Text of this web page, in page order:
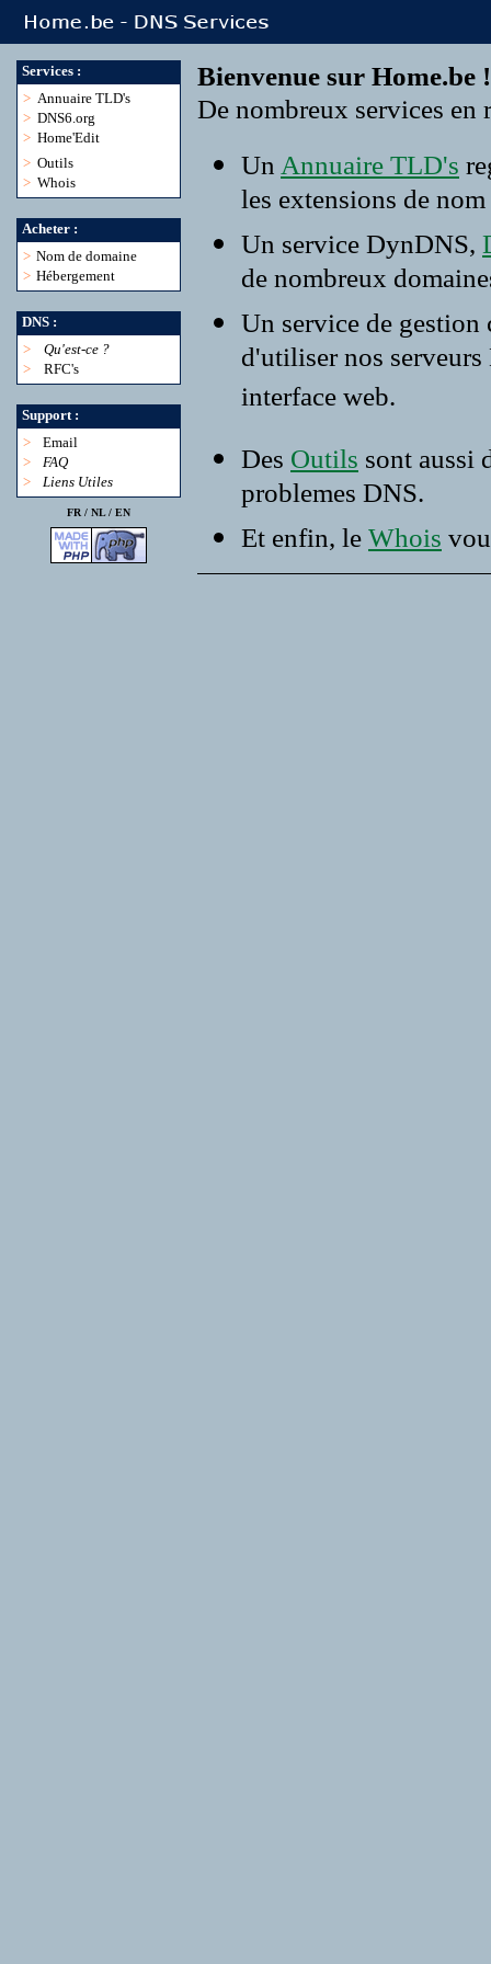
Services :
> Annuaire TLD's
> DNS6.org
> Home'Edit
> Outils
> Whois
Acheter :
> Nom de domaine
> Hébergement
DNS :
>
Qu'est-ce ?
>
RFC's
Support :
>
Email
>
FAQ
>
Liens Utiles
FR / NL/ EN
Bienvenue sur Home.be !
De nombreux services
Un Annuaire TLD's
les extensions de
Un service DynDNS,
de nombreux
Un service de
d'utiliser nos
interface web.
Des Outils sont aussi
problemes DNS.
Et enfin, le Whois